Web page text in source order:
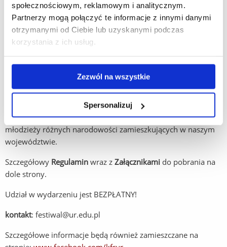
społecznościowym, reklamowym i analitycznym.
Partnerzy mogą połączyć te informacje z innymi danymi
otrzymanymi od Ciebie lub uzyskanymi podczas
korzystania z ich usług.
Zezwól na wszystkie
Spersonalizuj
- Test w Kahoot: geografia, historia, kultura Rosji
- Quiz Odpowiedz na pytanie: Czy znasz Rosję?
współczesnej dydaktyki języków obcych
konkurs piosenki słowiańskiej
Mamy nadzieję, że będzie to doskonała okazja do zdobycia
wiedzy, sprawdzenia swoich umiejętności oraz integracji
młodzieży różnych narodowości zamieszkujących w naszym
województwie.
Szczegółowy Regulamin wraz z Załącznikami do pobrania na
dole strony.
Udział w wydarzeniu jest BEZPŁATNY!
kontakt: festiwal@ur.edu.pl
Szczegółowe informacje będą również zamieszczane na